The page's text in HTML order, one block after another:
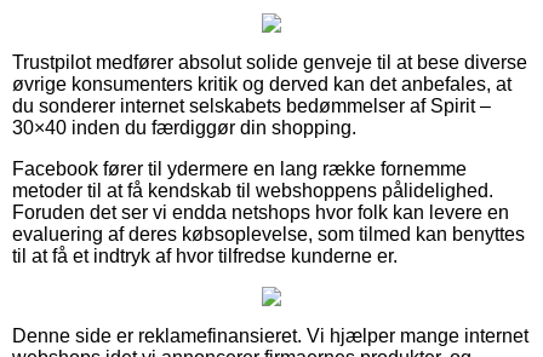
Trustpilot medfører absolut solide genveje til at bese diverse
øvrige konsumenters kritik og derved kan det anbefales, at
du sonderer internet selskabets bedømmelser af Spirit –
30×40 inden du færdiggør din shopping.
Facebook fører til ydermere en lang række fornemme
metoder til at få kendskab til webshoppens pålidelighed.
Foruden det ser vi endda netshops hvor folk kan levere en
evaluering af deres købsoplevelse, som tilmed kan benyttes
til at få et indtryk af hvor tilfredse kunderne er.
Denne side er reklamefinansieret. Vi hjælper mange internet